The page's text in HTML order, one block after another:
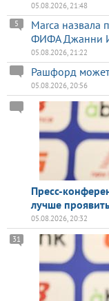
05.08.2026, 21:48
Marca назвала
ФИФА Джанни
5
05.08.2026, 21:22
Рашфорд может
05.08.2026, 20:56
Пресс-
лучше
05.08.2026, 20:32
31